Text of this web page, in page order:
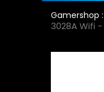
Gamershop
3028A Wifi -